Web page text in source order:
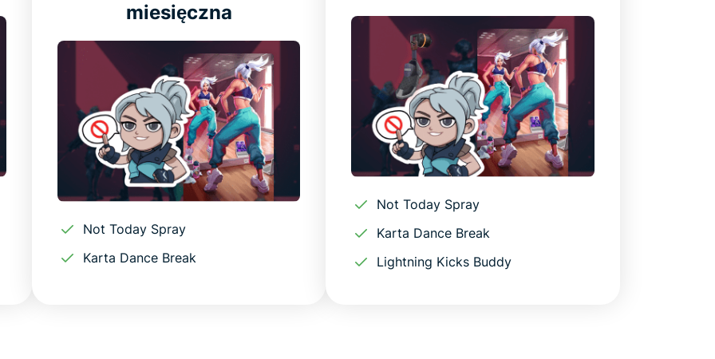
miesięczna
Not Today Spray
Karta Dance Break
Not Today Spray
Karta Dance Break
Lightning Kicks Buddy